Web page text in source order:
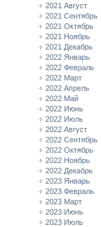
2021 Август
2021 Сентябрь
2021 Октябрь
2021 Ноябрь
2021 Декабрь
2022 Январь
2022 Февраль
2022 Март
2022 Апрель
2022 Май
2022 Июнь
2022 Июль
2022 Август
2022 Сентябрь
2022 Октябрь
2022 Ноябрь
2022 Декабрь
2023 Январь
2023 Февраль
2023 Март
2023 Июнь
2023 Июль